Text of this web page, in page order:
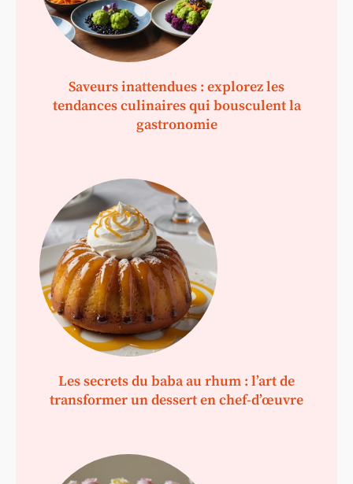
Saveurs inattendues : explorez les
tendances culinaires qui bousculent la
gastronomie
Les secrets du baba au rhum : l’art de
transformer un dessert en chef-d’œuvre